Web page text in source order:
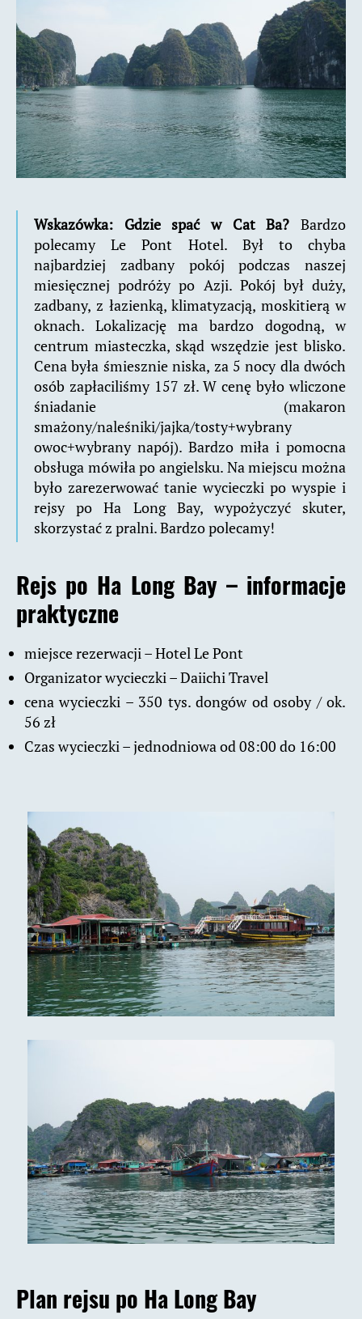
Wskazówka: Gdzie spać w Cat Ba? Bardzo
polecamy Le Pont Hotel. Był to chyba
najbardziej zadbany pokój podczas naszej
miesięcznej podróży po Azji. Pokój był duży,
zadbany, z łazienką, klimatyzacją, moskitierą w
oknach. Lokalizację ma bardzo dogodną, w
centrum miasteczka, skąd wszędzie jest blisko.
Cena była śmiesznie niska, za 5 nocy dla dwóch
osób zapłaciliśmy 157 zł. W cenę było wliczone
śniadanie (makaron
smażony/naleśniki/jajka/tosty+wybrany
owoc+wybrany napój). Bardzo miła i pomocna
obsługa mówiła po angielsku. Na miejscu można
było zarezerwować tanie wycieczki po wyspie i
rejsy po Ha Long Bay, wypożyczyć skuter,
skorzystać z pralni. Bardzo polecamy!
Rejs po Ha Long Bay – informacje
praktyczne
miejsce rezerwacji – Hotel Le Pont
Organizator wycieczki – Daiichi Travel
cena wycieczki – 350 tys. dongów od osoby / ok.
56 zł
Czas wycieczki – jednodniowa od 08:00 do 16:00
Plan rejsu po Ha Long Bay